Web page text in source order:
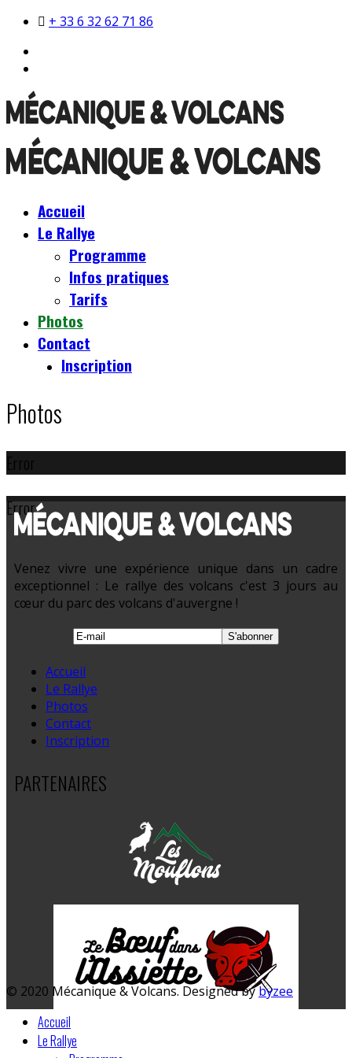
+ 33 6 32 62 71 86
Accueil
Le Rallye
Programme
Infos pratiques
Tarifs
Photos
Contact
Inscription
Photos
Error
Error
Venez vivre une expérience unique dans un cadre
exceptionnel : Le rallye des volcans c'est 3 jours au
cœur du parc des volcans d'auvergne !
Accueil
Le Rallye
Photos
Contact
Inscription
PARTENAIRES
© 2020 Mécanique & Volcans. Designed bybyzee
Accueil
Le Rallye